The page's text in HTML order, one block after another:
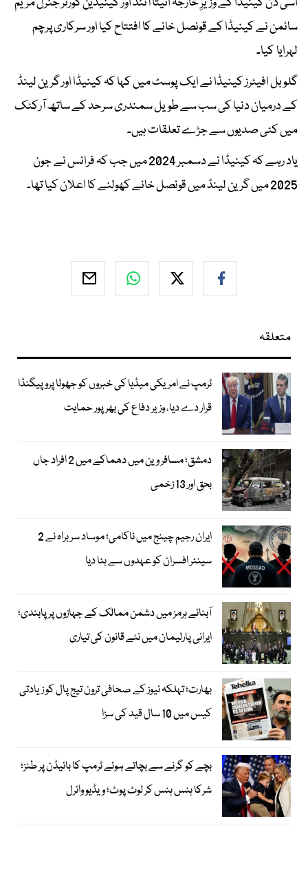
سائمن نے کینیڈا کے قونصل خانے کا افتتاح کیا اور سرکاری پرچم
لہرایا کیا۔
گلوبل افیئرز کینیڈا نے ایک پوسٹ میں کہا کہ کینیڈا اور گرین لینڈ
کے درمیان دنیا کی سب سے طویل سمندری سرحد کے ساتھ آرکٹک
میں کئی صدیوں سے جڑے تعلقات ہیں۔
یاد رہے کہ کینیڈا نے دسمبر 2024 میں جب کہ فرانس نے جون
2025 میں گرین لینڈ میں قونصل خانے کھولنے کا اعلان کیا تھا۔
متعلقہ
ٹرمپ نے امریکی میڈیا کی خبروں کو جھوٹا پروپیگنڈا
قرار دے دیا، وزیر دفاع کی بھرپور حمایت
دمشق؛ مسافر وین میں دھماکے میں 2 افراد جاں
بحق اور 13 زخمی
ایران رجیم چینج میں ناکامی؛ موساد سربراہ نے 2
سینئر افسران کو عہدوں سے ہٹا دیا
آبنائے ہرمز میں دشمن ممالک کے جہازوں پر پابندی؛
ایرانی پارلیمان میں نئے قانون کی تیاری
بھارت؛ تہلکہ نیوز کے صحافی ترون تیج پال کو زیادتی
کیس میں 10 سال قید کی سزا
بچے کو گرنے سے بچاتے ہوئے ٹرمپ کا بائیڈن پر طنز؛
شرکا ہنس ہنس کر لوٹ پوٹ؛ ویڈیو وائرل